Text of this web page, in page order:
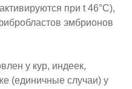
при t 46°C),
эмбрионов
у кур, индеек,
(единичные случаи) у